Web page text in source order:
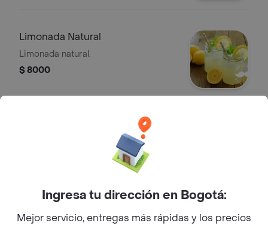
Limonada Natural
Limonada natural.
$ 8000
Jugo de maracuyá en agua.
Limonada de Coco
Ingresa tu dirección en Bogotá:
Mejor servicio, entregas más rápidas y los precios